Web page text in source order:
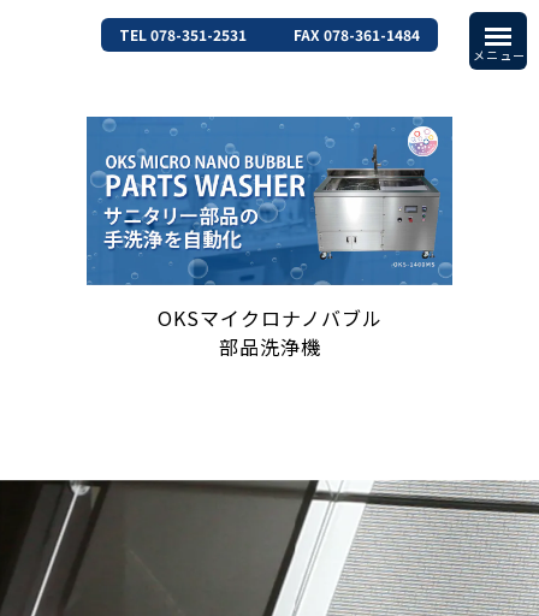
TEL 078-351-2531 FAX 078-361-1484
OKSマイクロナノバブル
部品洗浄機